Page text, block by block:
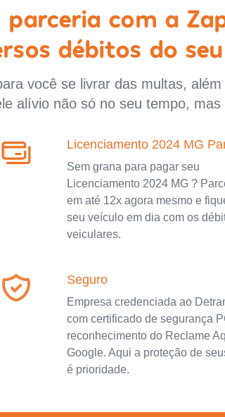
com a
débitos do
você se livrar das multas,
alívio não só no seu tempo,
Licenciamento 2024 MG
Sem grana para pagar seu
Licenciamento 2024 MG ?
em até 12x agora mesmo e
seu veículo em dia com os
veiculares.
Seguro
Empresa credenciada ao
com certificado de segurança
reconhecimento do Reclame
Google. Aqui a proteção de
é prioridade.